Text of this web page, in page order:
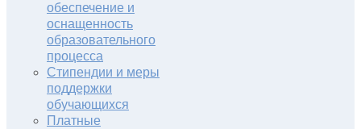
обеспечение и
оснащенность
образовательного
процесса
Стипендии и меры
поддержки
обучающихся
Платные